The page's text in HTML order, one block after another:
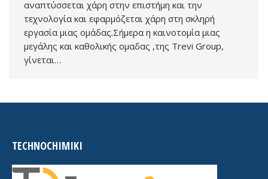
αναπτύσσεται χάρη στην επιστήμη και την
τεχνολογία και εφαρμόζεται χάρη στη σκληρή
εργασία μιας ομάδας.Σήμερα η καινοτομία μιας
μεγάλης και καθολικής ομαδας ,της Trevi Group,
γίνεται…
TECHNOCHIMIKI